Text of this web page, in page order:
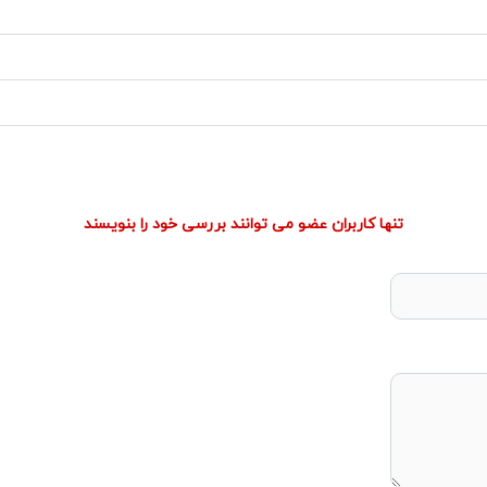
تنها کاربران عضو می توانند بررسی خود را بنویسند